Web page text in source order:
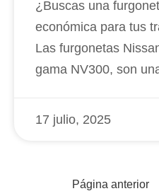
¿Buscas una
económica para tus
Las furgonetas
gama NV300, son
17 julio, 2025
Página anterior